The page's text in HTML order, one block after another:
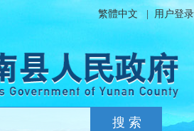
繁體中文 用户登录
搜 索